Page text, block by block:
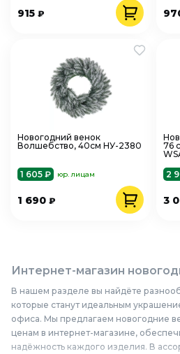
915 ₽
Новогодний венок
Волшебство, 40см НУ-2380
1 605 ₽ юр. лицам
1 690 ₽
76
2
3
Интернет-магазин
В нашем разделе вы найдёте
которые станут идеальным
офиса. Мы предлагаем новогодние
ценам в интернет-магазине,
надёжность каждого изделия. В